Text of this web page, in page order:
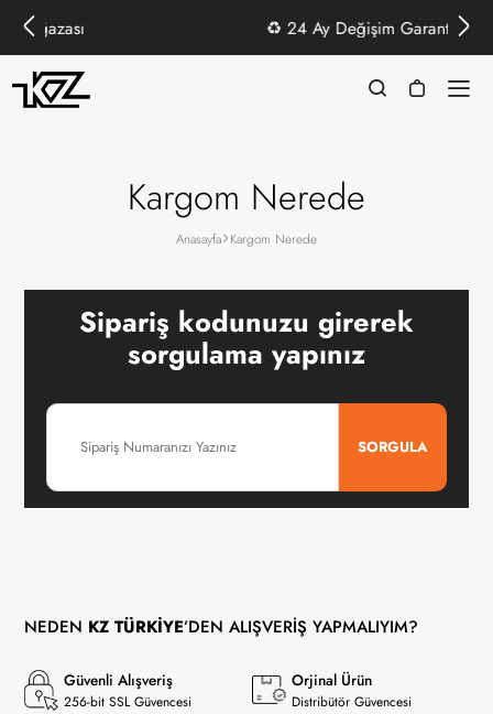
24 Ay Değişim Garantisi
Kargom Nerede
Anasayfa Kargom Nerede
Sipariş kodunuzu girerek
sorgulama yapınız
SORGULA
NEDEN KZ TÜRKİYE’DEN ALIŞVERİŞ YAPMALIYIM?
Güvenli Alışveriş
256-bit SSL Güvencesi
Orjinal Ürün
Distribütör Güvencesi